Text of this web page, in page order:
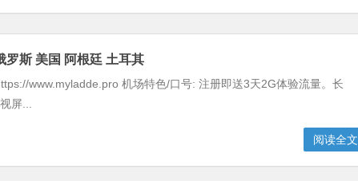
罗斯 美国 阿根廷 土耳其
www.myladde.pro 机场特色/口号: 注册即送3天2G体验流量。长
屏...
阅读全文